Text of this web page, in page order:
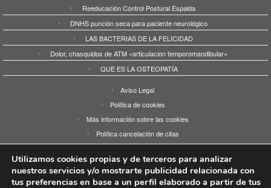
Reeducación Control Postural Espalda
DNHS punción seca para paciente neurológico
LAS BACTERIAS DE LA FELICIDAD
Dolor, chasquidos de ATM «articulacion temporomandibular»
QUE ES LA OSTEOPATÍA
Aviso Legal
Política de cookies
Más información sobre las cookies
Política cancelación de citas
Utilizamos cookies propias y de terceros para analizar
nuestros servicios y/o mostrarte publicidad relacionada con
tus preferencias en base a un perfil elaborado a partir de tus